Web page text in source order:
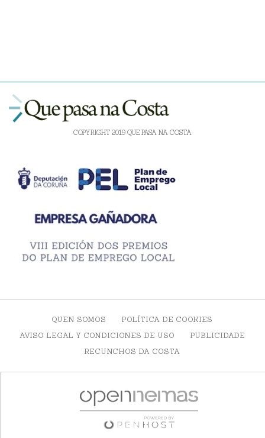
COPYRIGHT 2019 QUE PASA NA COSTA
QUEN SOMOS
POLÍTICA DE COOKIES
AVISO LEGAL Y CONDICIONES DE USO
PUBLICIDADE
RECUNCHOS DA COSTA